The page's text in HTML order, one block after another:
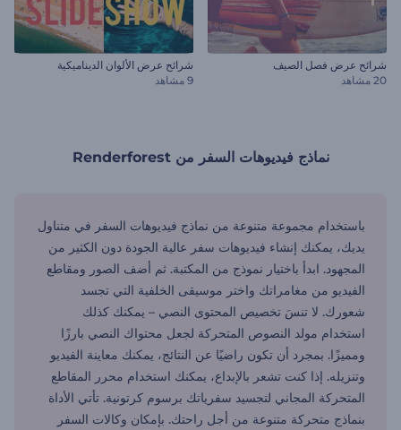
شرائح عرض فصل الصيف
20 مشاهد
شرائح عرض الألوان الديناميكية
9 مشاهد
نماذج فيديوهات السفر من Renderforest
باستخدام مجموعة متنوعة من نماذج فيديوهات السفر في متناول
يديك، يمكنك إنشاء فيديوهات سفر عالية الجودة دون الكثير من
المجهود. ابدأ باختيار نموذج من المكتبة. ثم أضف الصور ومقاطع
الفيديو من مغامراتك واختر موسيقى الخلفية التي تجسد
شعورك. لا تنسَ تخصيص المحتوى النصي – يمكنك كذلك
استخدام مولد النصوص المتحركة لجعل محتواك النصي بارزًا
ومميزًا. بمجرد أن تكون راضيًا عن النتائج، يمكنك معاينة الفيديو
وتنزيله. إذا كنت تشعر بالإبداع، يمكنك استخدام محرر المقاطع
المتحركة المجاني لتجسيد سفرياتك برسوم كرتونية. تأتي الأداة
بنماذج متحركة متنوعة من أجل راحتك. بإمكان وكالات السفر